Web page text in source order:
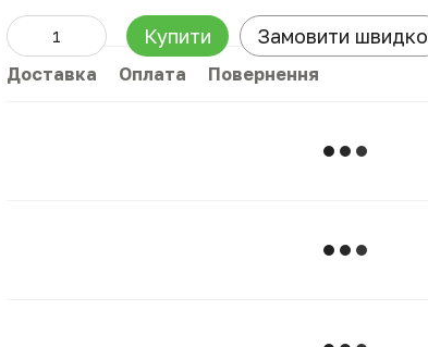
Купити Замовити швидко
Доставка Оплата Повернення